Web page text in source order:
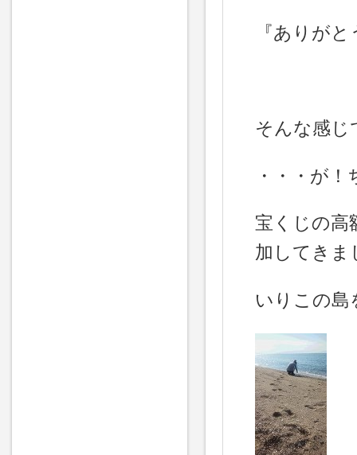
『ありが
そんな感じ
・・・が
宝くじの高
加してきま
いりこの島